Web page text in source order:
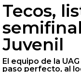
Tecos,
Juvenil
El equipo de la
paso perfecto, al